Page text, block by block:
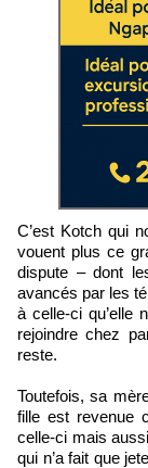
C’est Kotch qui nous apprend que les deux tourtereaux ne se
vouent plus ce
dispute – dont
avancés par les
à celle-ci qu’elle
rejoindre chez
reste.
Toutefois, sa
fille est revenue
celle-ci mais
qui n’a fait que